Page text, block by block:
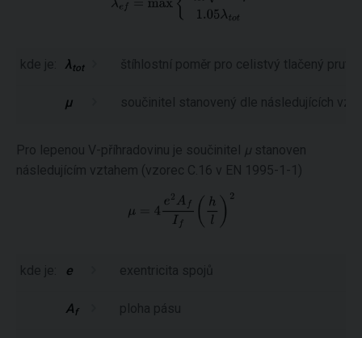
kde je: λtot štíhlostní poměr pro celistvý tlačený prut
μ součinitel stanovený dle následujících
Pro lepenou V-příhradovinu je součinitel μ stanoven
následujícím vztahem (vzorec C.16 v EN 1995-1-1)
kde je: e exentricita spojů
Af ploha pásu